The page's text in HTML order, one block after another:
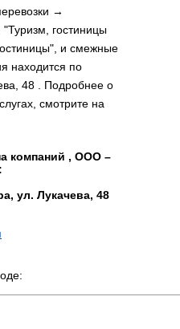
→
гостиницы
и смежные
находится по
48 . Подробнее о
смотрите на
компаний , ООО –
ул. Лукачева, 48